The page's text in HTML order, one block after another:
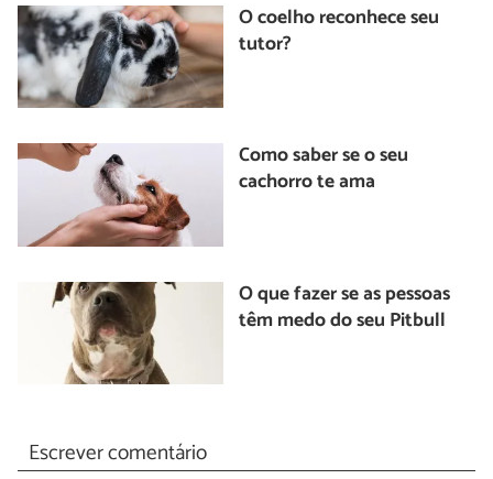
O coelho reconhece seu
tutor?
Como saber se o seu
cachorro te ama
O que fazer se as pessoas
têm medo do seu Pitbull
Escrever comentário